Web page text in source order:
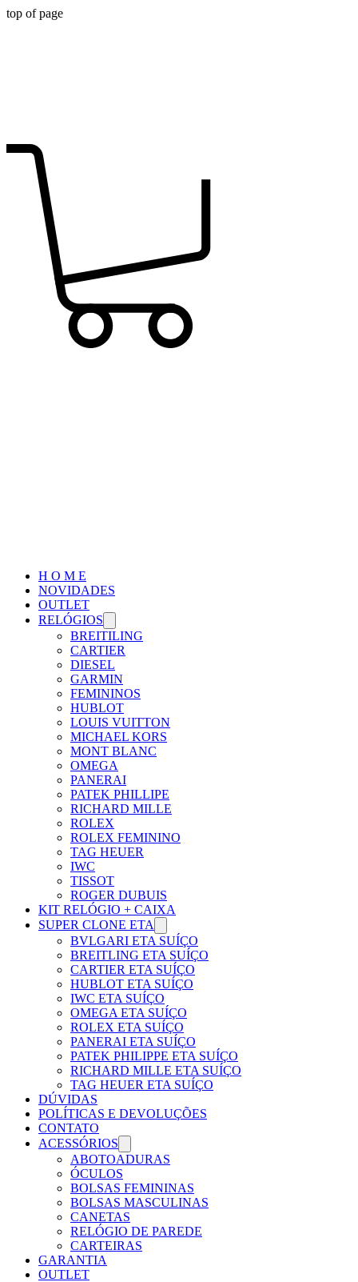
top of page
H O M E
NOVIDADES
OUTLET
RELÓGIOS
BREITILING
CARTIER
DIESEL
GARMIN
FEMININOS
HUBLOT
LOUIS VUITTON
MICHAEL KORS
MONT BLANC
OMEGA
PANERAI
PATEK PHILLIPE
RICHARD MILLE
ROLEX
ROLEX FEMININO
TAG HEUER
IWC
TISSOT
ROGER DUBUIS
KIT RELÓGIO + CAIXA
SUPER CLONE ETA
BVLGARI ETA SUÍÇO
BREITLING ETA SUÍÇO
CARTIER ETA SUÍÇO
HUBLOT ETA SUÍÇO
IWC ETA SUÍÇO
OMEGA ETA SUÍÇO
ROLEX ETA SUÍÇO
PANERAI ETA SUÍÇO
PATEK PHILIPPE ETA SUÍÇO
RICHARD MILLE ETA SUÍÇO
TAG HEUER ETA SUÍÇO
DÚVIDAS
POLÍTICAS E DEVOLUÇÕES
CONTATO
ACESSÓRIOS
ABOTOADURAS
ÓCULOS
BOLSAS FEMININAS
BOLSAS MASCULINAS
CANETAS
RELÓGIO DE PAREDE
CARTEIRAS
GARANTIA
OUTLET